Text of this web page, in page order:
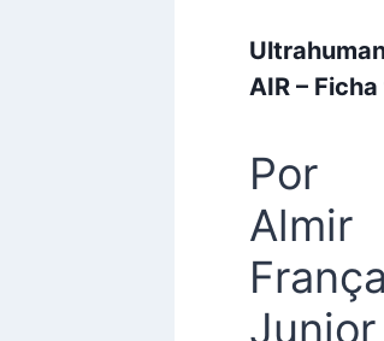
AIR –
Por
Almir
França
Junior